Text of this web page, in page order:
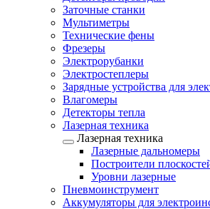
Заточные станки
Мультиметры
Технические фены
Фрезеры
Электрорубанки
Электростеплеры
Зарядные устройства для
Влагомеры
Детекторы тепла
Лазерная техника
Лазерная техника
Лазерные дальномеры
Построители
Уровни лазерные
Пневмоинструмент
Аккумуляторы для